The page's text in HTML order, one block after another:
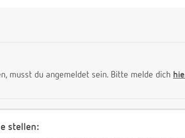
musst du angemeldet sein. Bitte melde dich
stellen: